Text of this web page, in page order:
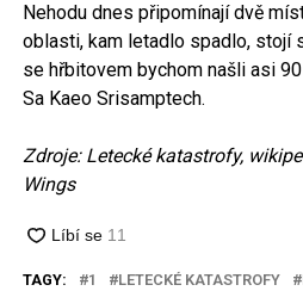
Nehodu dnes připomínají dvě
oblasti, kam letadlo spadlo, stojí
se hřbitovem bychom našli asi
Sa Kaeo Srisamptech.
Zdroje: Letecké katastrofy,
Wings
TAGY: 1 LETECKÉ KATASTROFY